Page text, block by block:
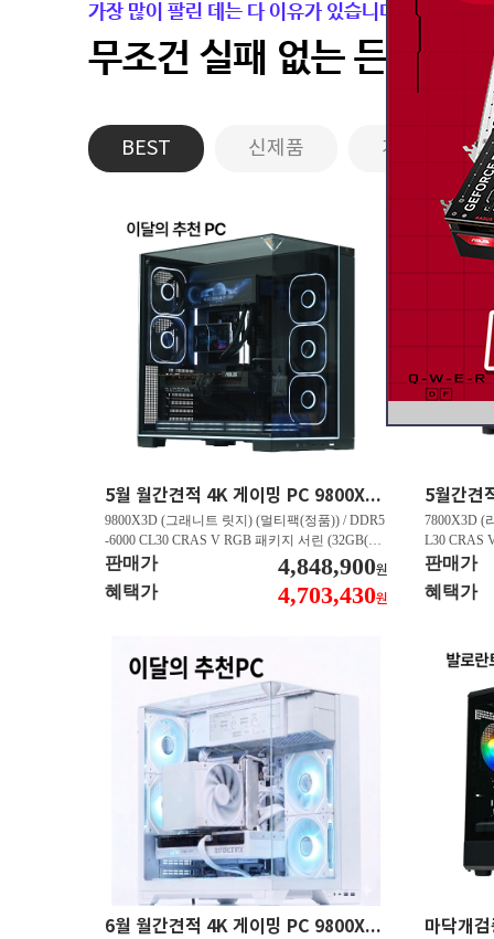
가장 많이 팔린 데는 다 이유가 있습니다.
무조건 실패 없는 든든한
BEST 신제품 게이밍PC
5월 월간견적 4K 게이밍 PC 9800X3D RTX 5070 Ti GY508
9800X3D (그래니트 릿지) (멀티팩(정품)) / DDR5
-6000 CL30 CRAS V RGB 패키지 서린 (32GB(16
Gx2)) / B850M AORUS ELITE WIFI6E 피씨디렉
트 / 지포스 RTX 5070 Ti GAMING OC D7 16GB
피씨디렉트 / EXCERIA 히트싱크 M.2 NVMe (2T
판매가 4,848,900원
혜택가 4,703,430원
7800X3D (
L30 CRAS
B850M
스 RTX
A 히트싱크
판매가
혜택가
6월 월간견적 4K 게이밍 PC 9800X3D RTX 5080 GY512